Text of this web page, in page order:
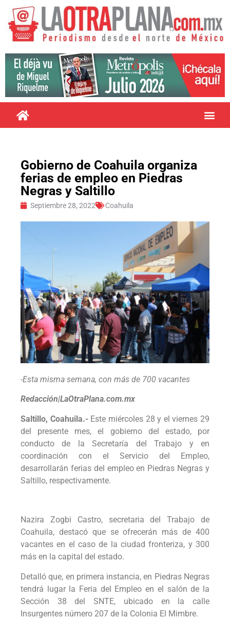
Gobierno de Coahuila organiza
ferias de empleo en Piedras
Negras y Saltillo
Septiembre 28, 2022 Coahuila
-Esta misma semana, con más de 700 vacantes
Redacción|LaOtraPlana.com.mx
Saltillo, Coahuila.- Este miércoles 28 y el viernes 29
del presente mes, el gobierno del estado, por
conducto de la Secretaría del Trabajo y en
coordinación con el Servicio del Empleo,
desarrollarán ferias del empleo en Piedras Negras y
Saltillo, respectivamente.
Nazira Zogbi Castro, secretaria del Trabajo de
Coahuila, destacó que se ofrecerán más de 400
vacantes en el caso de la ciudad fronteriza, y 300
más en la capital del estado.
Detalló que, en primera instancia, en Piedras Negras
tendrá lugar la Feria del Empleo en el salón de la
Sección 38 del SNTE, ubicado en la calle
Insurgentes número 207 de la Colonia El Mimbre.